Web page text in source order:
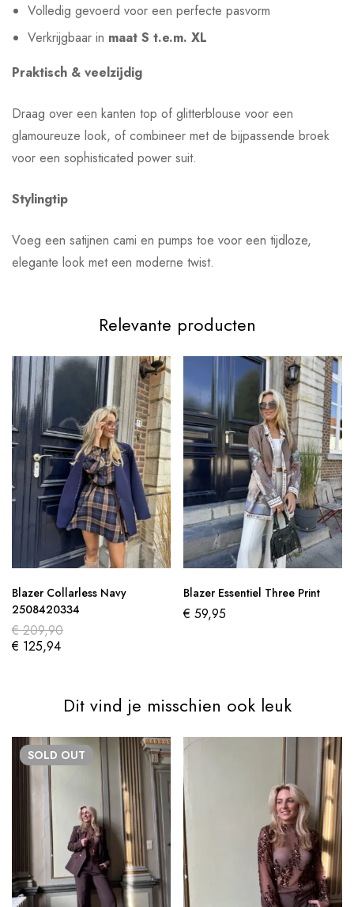
Volledig gevoerd voor een perfecte pasvorm
Verkrijgbaar in maat S t.e.m. XL
Praktisch & veelzijdig
Draag over een kanten top of glitterblouse voor een
glamoureuze look, of combineer met de bijpassende broek
voor een sophisticated power suit.
Stylingtip
Voeg een satijnen cami en pumps toe voor een tijdloze,
elegante look met een moderne twist.
Relevante producten
Blazer Collarless Navy
2508420334
€209,90
€ 125,94
Blazer Essentiel Three Print
€ 59,95
Dit vind je misschien ook leuk
SOLD OUT